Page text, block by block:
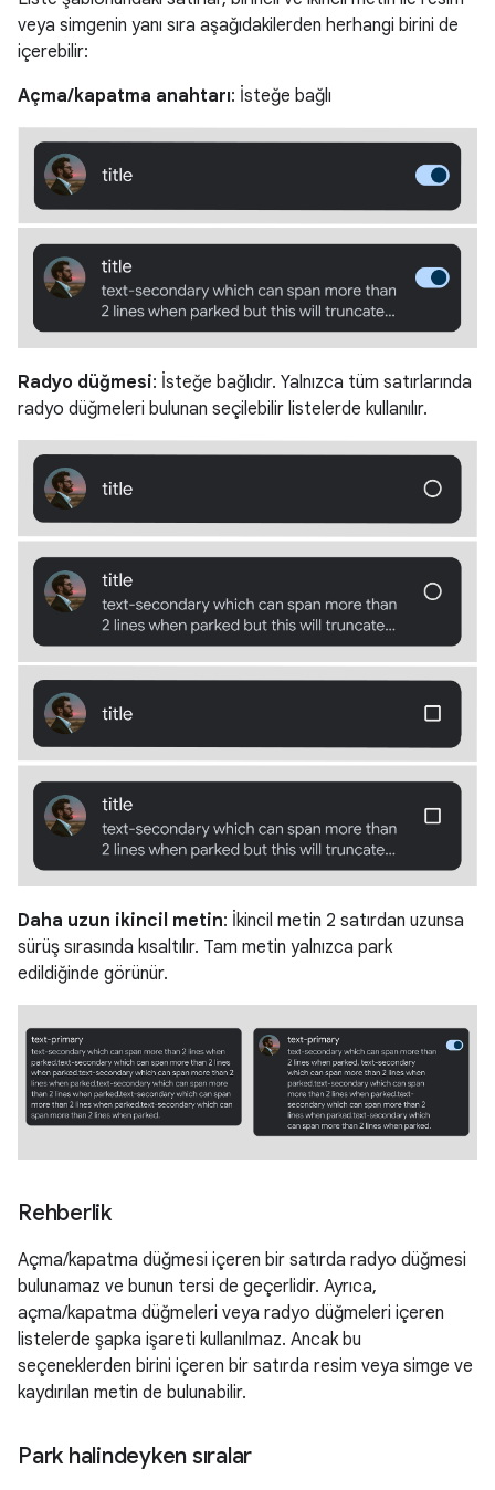
veya simgenin yanı sıra aşağıdakilerden herhangi birini de
içerebilir:
Açma/kapatma anahtarı: İsteğe bağlı
Radyo düğmesi: İsteğe bağlıdır. Yalnızca tüm satırlarında
radyo düğmeleri bulunan seçilebilir listelerde kullanılır.
Daha uzun ikincil metin: İkincil metin 2 satırdan uzunsa
sürüş sırasında kısaltılır. Tam metin yalnızca park
edildiğinde görünür.
Rehberlik
Açma/kapatma düğmesi içeren bir satırda radyo düğmesi
bulunamaz ve bunun tersi de geçerlidir. Ayrıca,
açma/kapatma düğmeleri veya radyo düğmeleri içeren
listelerde şapka işareti kullanılmaz. Ancak bu
seçeneklerden birini içeren bir satırda resim veya simge ve
kaydırılan metin de bulunabilir.
Park halindeyken sıralar